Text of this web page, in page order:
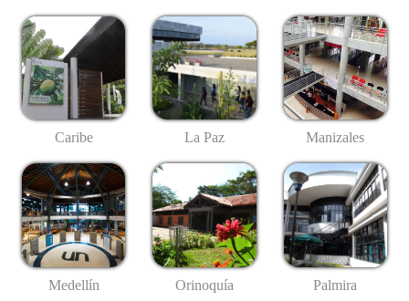
Caribe La Paz Manizales
Medellín Orinoquía Palmira